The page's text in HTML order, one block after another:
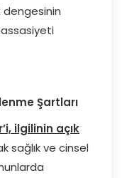
dengesinin
Şartları
ilgilinin açık
sağlık ve cinsel